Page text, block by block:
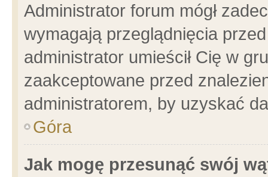
Administrator forum mógł
wymagają przeglądnięcia
administrator umieścił Cię w
zaakceptowane przed
administratorem, by uzyskać
Góra
Jak mogę przesunąć swój